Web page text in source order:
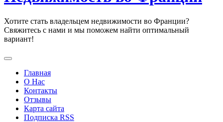
Хотите стать владельцем недвижимости во Франции?
Свяжитесь с нами и мы поможем найти оптимальный
вариант!
Главная
О Нас
Контакты
Отзывы
Карта сайта
Подписка RSS